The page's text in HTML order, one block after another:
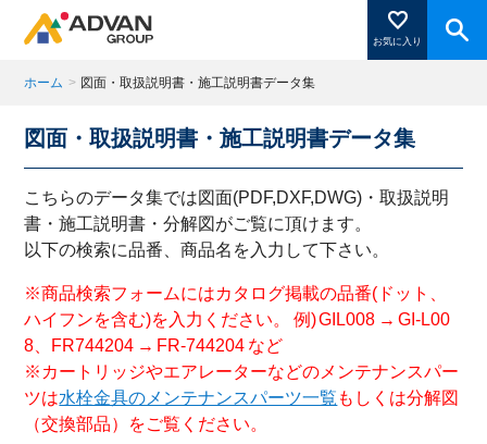
お気に入り
商品ページにある「お気に入り登録」を押すと登録した
商品がここに表示されます。
ホーム > 図面・取扱説明書・施工説明書データ集
図面・取扱説明書・施工説明書データ集
こちらのデータ集では図面(PDF,DXF,DWG)・取扱説明
書・施工説明書・分解図がご覧に頂けます。
以下の検索に品番、商品名を入力して下さい。
※商品検索フォームにはカタログ掲載の品番(ドット、
ハイフンを含む)を入力ください。 例) GIL008 → GI-L00
8、FR744204 → FR-744204 など
※カートリッジやエアレーターなどのメンテナンスパー
ツは水栓金具のメンテナンスパーツ一覧 もしくは分解図
（交換部品）をご覧ください。